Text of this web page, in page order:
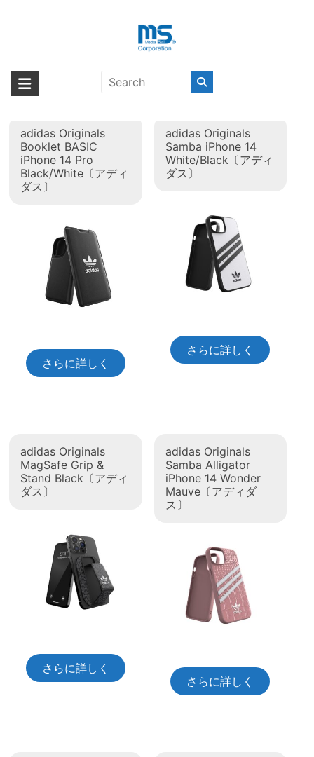
海外輸入ブランド商品｜株式会社
海外事業部が取り揃えている海外輸入商品には、日本では珍しい「海外ブ
ランド」をはじめ「ユニークな商品」「機能的な商品」「コストパフォー
タグ:
adidas Originals 2022秋
冬
adidas Originals
Booklet BASIC
iPhone 14 Pro
Black/White〔アディ
ダス〕
さらに詳しく
adidas Originals
Samba iPhone 14
White/Black〔アディ
ダス〕
さらに詳しく
adidas Originals
MagSafe Grip &
Stand Black〔アディ
ダス〕
さらに詳しく
adidas Originals
Samba Alligator
iPhone 14 Wonder
Mauve〔アディダ
ス〕
さらに詳しく